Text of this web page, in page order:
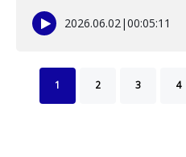
2026.06.02|00:05:11
1 2 3 4